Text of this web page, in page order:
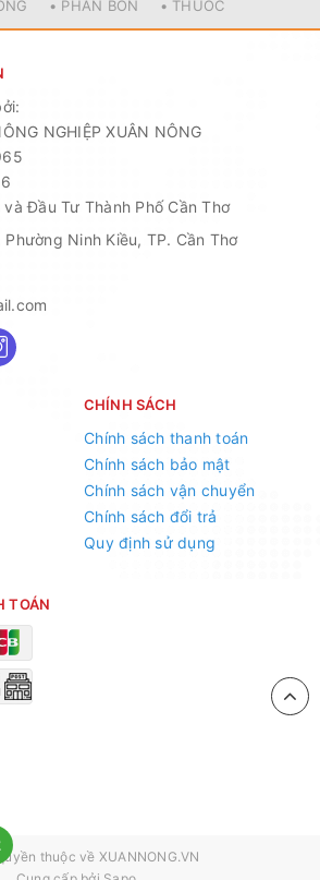
• PHÂN BÓN • THUỐC
NGHIỆP XUÂN NÔNG
Đầu Tư Thành Phố Cần Thơ
Ninh Kiều, TP. Cần Thơ
CHÍNH SÁCH
Chính sách thanh toán
Chính sách bảo mật
Chính sách vận chuyển
Chính sách đổi trả
Quy định sử dụng
TOÁN
thuộc về XUANNONG.VN